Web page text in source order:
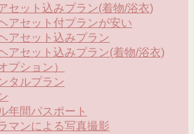
セット込みプラン(着物/浴衣)
アセット付プランが安い
アセット込みプラン
アセット込みプラン(着物/浴衣)
プション）
タルプラン
年間パスポート
マンによる写真撮影